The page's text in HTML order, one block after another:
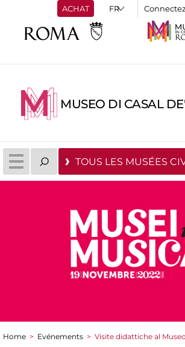
ACHAT
MUSEO DI CASAL
TOUS LES MUSÉES
Home > Evénements > Visite didattiche al